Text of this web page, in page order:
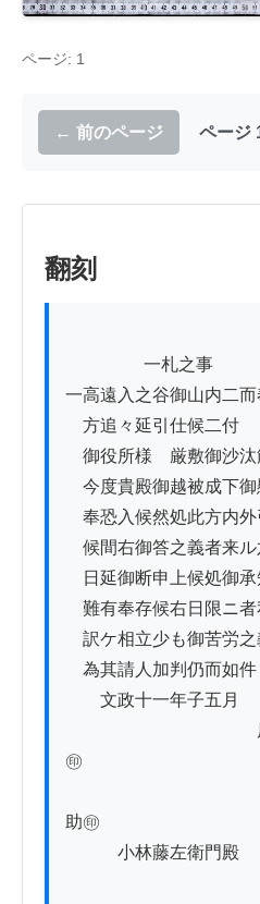
ページ: 1
← 前のページ ページ
翻刻
一高遠入之谷御山内二
方追々延引仕候二付
御役所様ゟ厳敷御沙汰
今度貴殿御越被成下御
奉恐入候然処此方内外
候間右御答之義者来ル
日延御断申上候処御承
難有奉存候右日限ニ者
訳ケ相立少も御苦労之
為其請人加判仍而如件
文政十一年子五月
原野村　
㊞
請人
助㊞
小林藤左衛門殿